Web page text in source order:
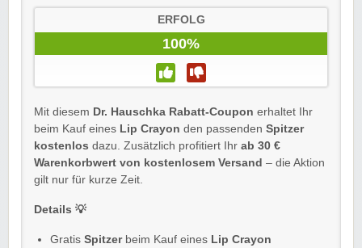
ERFOLG
100%
Mit diesem Dr. Hauschka Rabatt-Coupon erhaltet Ihr
beim Kauf eines Lip Crayon den passenden Spitzer
kostenlos dazu. Zusätzlich profitiert Ihr ab 30 €
Warenkorbwert von kostenlosem Versand – die Aktion
gilt nur für kurze Zeit.
Details 💡
Gratis Spitzerbeim Kauf eines Lip Crayon